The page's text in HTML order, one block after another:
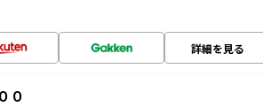
詳細を見る
０